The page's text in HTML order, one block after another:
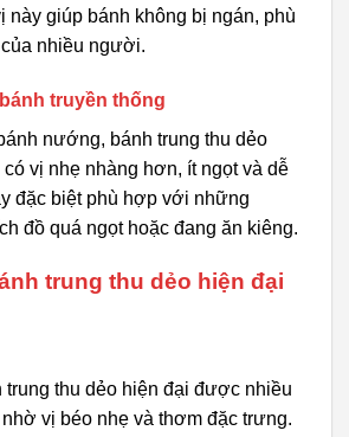
này giúp bánh không bị ngán, phù
nhiều người.
truyền thống
nướng, bánh trung thu dẻo
vị nhẹ nhàng hơn, ít ngọt và dễ
đặc biệt phù hợp với những
đồ quá ngọt hoặc đang ăn kiêng.
trung thu dẻo hiện đại
thu dẻo hiện đại được nhiều
vị béo nhẹ và thơm đặc trưng.